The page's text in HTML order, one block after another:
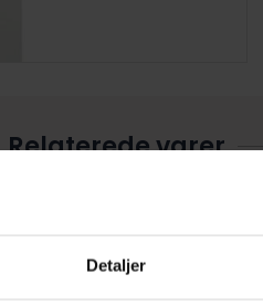
Detaljer
Relaterede varer